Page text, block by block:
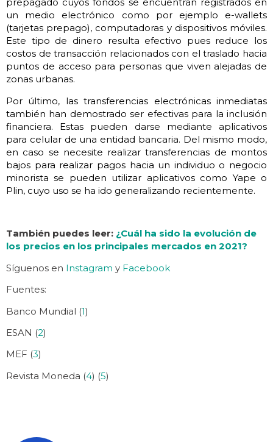
un medio electrónico como por ejemplo e-wallets
(tarjetas prepago), computadoras y dispositivos móviles.
Este tipo de dinero resulta efectivo pues reduce los
costos de transacción relacionados con el traslado hacia
puntos de acceso para personas que viven alejadas de
zonas urbanas.
Por último, las transferencias electrónicas inmediatas
también han demostrado ser efectivas para la inclusión
financiera. Estas pueden darse mediante aplicativos
para celular de una entidad bancaria. Del mismo modo,
en caso se necesite realizar transferencias de montos
bajos para realizar pagos hacia un individuo o negocio
minorista se pueden utilizar aplicativos como Yape o
Plin, cuyo uso se ha ido generalizando recientemente.
También puedes leer: ¿Cuál ha sido la evolución de
los precios en los principales mercados en 2021?
Síguenos en Instagram y Facebook
Fuentes:
Banco Mundial (1)
ESAN (2)
MEF (3)
Revista Moneda (4) (5)